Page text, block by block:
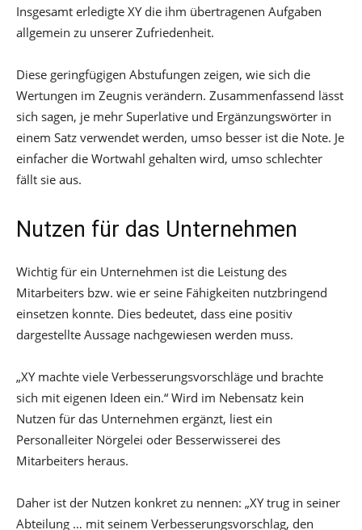
Insgesamt erledigte XY die ihm übertragenen Aufgaben
allgemein zu unserer Zufriedenheit.
Diese geringfügigen Abstufungen zeigen, wie sich die
Wertungen im Zeugnis verändern. Zusammenfassend lässt
sich sagen, je mehr Superlative und Ergänzungswörter in
einem Satz verwendet werden, umso besser ist die Note. Je
einfacher die Wortwahl gehalten wird, umso schlechter
fällt sie aus.
Nutzen für das Unternehmen
Wichtig für ein Unternehmen ist die Leistung des
Mitarbeiters bzw. wie er seine Fähigkeiten nutzbringend
einsetzen konnte. Dies bedeutet, dass eine positiv
dargestellte Aussage nachgewiesen werden muss.
„XY machte viele Verbesserungsvorschläge und brachte
sich mit eigenen Ideen ein.“ Wird im Nebensatz kein
Nutzen für das Unternehmen ergänzt, liest ein
Personalleiter Nörgelei oder Besserwisserei des
Mitarbeiters heraus.
Daher ist der Nutzen konkret zu nennen: „XY trug in seiner
Abteilung … mit seinem Verbesserungsvorschlag, den